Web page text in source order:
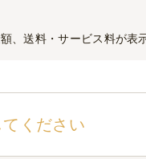
イボール缶 350ml 5本/こだわ
、送料・サービス料が表
ください